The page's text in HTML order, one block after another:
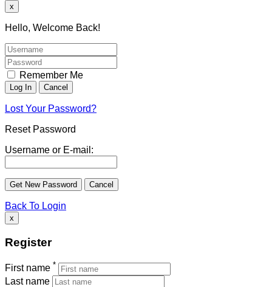
x
Hello, Welcome Back!
Remember Me
Lost Your Password?
Reset Password
Username or E-mail:
Back To Login
x
Register
First name *
Last name